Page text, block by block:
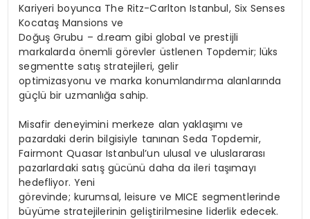
Kariyeri boyunca The Ritz-Carlton Istanbul, Six Senses
Kocataş Mansions ve
Doğuş Grubu – d.ream gibi global ve prestijli
markalarda önemli görevler üstlenen Topdemir; lüks
segmenttesatış stratejileri, gelir
optimizasyonu vemarka konumlandırma alanlarında
güçlü bir uzmanlığa sahip.
Misafir deneyimini merkeze alan yaklaşımı ve
pazardaki derin bilgisiyle tanınan Seda Topdemir,
Fairmont Quasar Istanbul’un ulusal ve uluslararası
pazarlardaki satış gücünü daha da ileri taşımayı
hedefliyor. Yeni
görevinde; kurumsal, leisure veMICE segmentlerinde
büyüme stratejilerinin geliştirilmesine liderlik edecek.